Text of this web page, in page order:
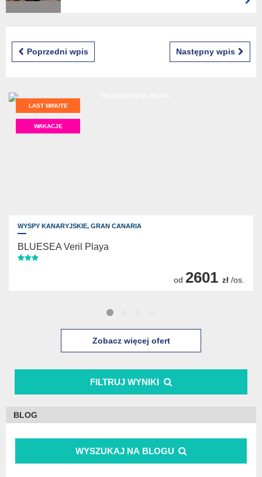
Poprzedni wpis Następny wpis
BLOG
WYSZUKAJ NA BLOGU
FILTRUJ WYNIKI
LAST MINUTE
WAKACJE
WYSPY KANARYJSKIE, GRAN CANARIA
BLUESEA Veril Playa
od 2601 zł /os.
Zobacz więcej ofert